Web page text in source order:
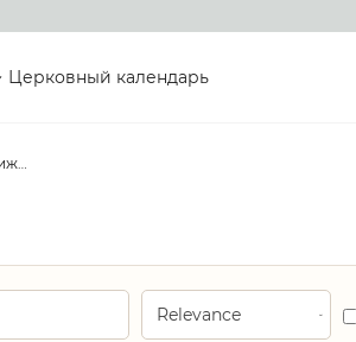
Церковный календарь
Приход Воздвижения Святого Креста